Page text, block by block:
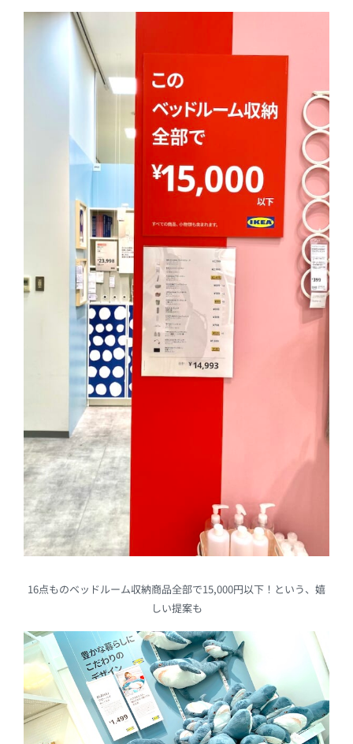
16点ものベッドルーム収納商品全部で15,000円以下！という、嬉
しい提案も